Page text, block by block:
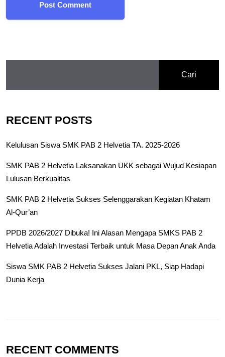
Post Comment
Cari
RECENT POSTS
Kelulusan Siswa SMK PAB 2 Helvetia TA. 2025-2026
SMK PAB 2 Helvetia Laksanakan UKK sebagai Wujud Kesiapan
Lulusan Berkualitas
SMK PAB 2 Helvetia Sukses Selenggarakan Kegiatan Khatam
Al-Qur’an
PPDB 2026/2027 Dibuka! Ini Alasan Mengapa SMKS PAB 2
Helvetia Adalah Investasi Terbaik untuk Masa Depan Anak Anda
Siswa SMK PAB 2 Helvetia Sukses Jalani PKL, Siap Hadapi
Dunia Kerja
RECENT COMMENTS